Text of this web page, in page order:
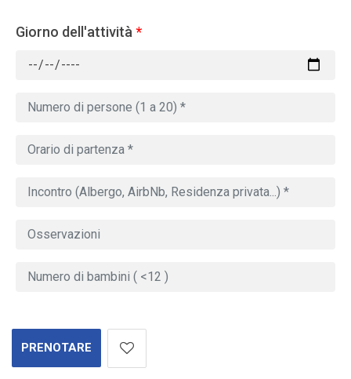
Giorno dell'attività *
PRENOTARE